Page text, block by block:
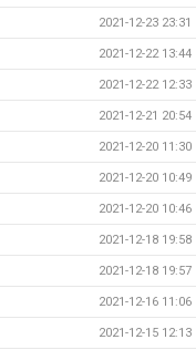
2021-12-23 23:31
2021-12-22 13:44
2021-12-22 12:33
2021-12-21 20:54
2021-12-20 11:30
2021-12-20 10:49
2021-12-20 10:46
2021-12-18 19:58
2021-12-18 19:57
2021-12-16 11:06
2021-12-15 12:13